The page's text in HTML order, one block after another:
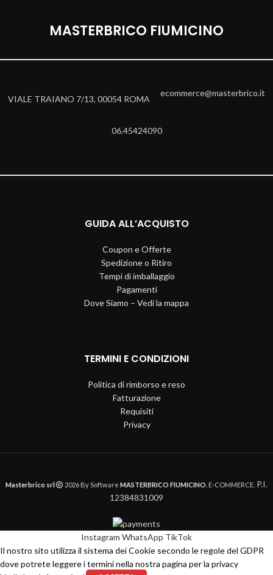
MASTERBRICO FIUMICINO
VIALE TRAIANO 7/13, 00054 ROMA
ecommerce@masterbrico.it
06.45424090
GUIDA ALL’ACQUISTO
Coupon e Offerte
Spedizione o Ritiro
Tempi di imballaggio
Pagamenti
Dove Siamo – Vedi la mappa
TERMINI E CONDIZIONI
Politica di rimborso e reso
Fatturazione
Requisiti
Privacy
Masterbrico srl 2026 By Software MASTERBRICO FIUMICINO . E-COMMERCE. P.I.
12384831009
Instagram WhatsApp TikTok
Il nostro sito utilizza il sistema dei Cookie secondo le regole del GDPR
dove potrete leggere i termini nella nostra pagina per la privacy